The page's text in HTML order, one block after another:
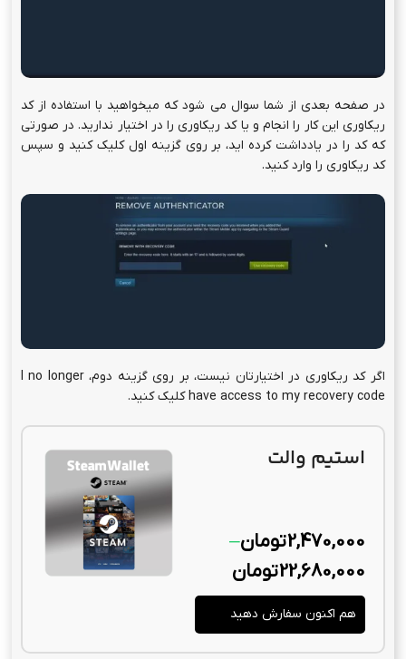
در صفحه بعدی از شما سوال می شود که میخواهید با استفاده از کد
ریکاوری این کار را انجام و یا کد ریکاوری را در اختیار ندارید. در صورتی
که کد را در یادداشت کرده اید، بر روی گزینه اول کلیک کنید و سپس
کد ریکاوری را وارد کنید.
اگر کد ریکاوری در اختیارتان نیست، بر روی گزینه دوم، I no longer
have access to my recovery code کلیک کنید.
استیم والت
2,470,000تومان–
22,680,000تومان
هم اکنون سفارش دهید